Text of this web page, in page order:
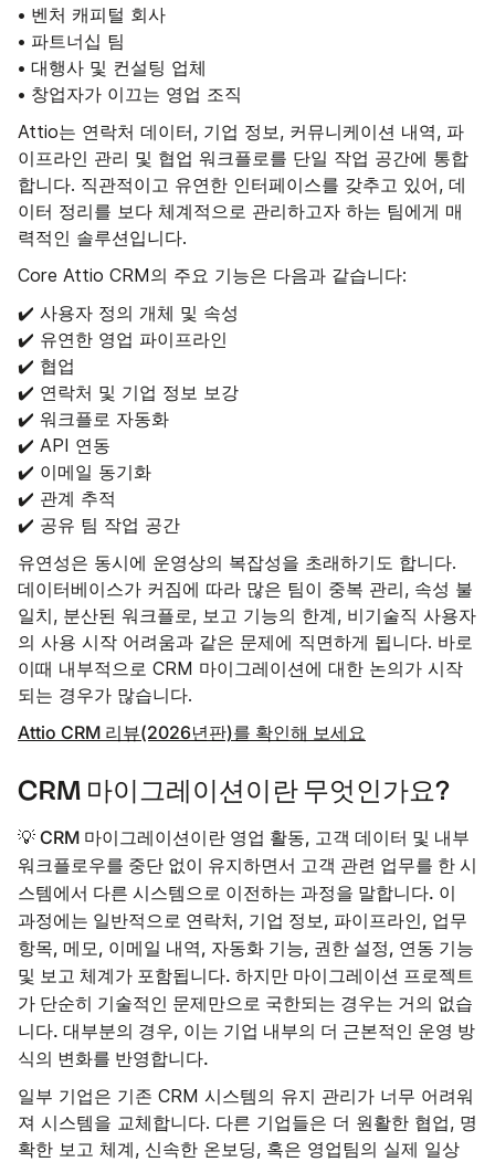
• 벤처 캐피털 회사
• 파트너십 팀
• 대행사 및 컨설팅 업체
• 창업자가 이끄는 영업 조직
Attio는 연락처 데이터, 기업 정보, 커뮤니케이션 내역, 파
이프라인 관리 및 협업 워크플로를 단일 작업 공간에 통합
합니다. 직관적이고 유연한 인터페이스를 갖추고 있어, 데
이터 정리를 보다 체계적으로 관리하고자 하는 팀에게 매
력적인 솔루션입니다.
Core Attio CRM의 주요 기능은 다음과 같습니다:
✔️ 사용자 정의 개체 및 속성
✔️ 유연한 영업 파이프라인
✔️ 협업
✔️ 연락처 및 기업 정보 보강
✔️ 워크플로 자동화
✔️ API 연동
✔️ 이메일 동기화
✔️ 관계 추적
✔️ 공유 팀 작업 공간
유연성은 동시에 운영상의 복잡성을 초래하기도 합니다.
데이터베이스가 커짐에 따라 많은 팀이 중복 관리, 속성 불
일치, 분산된 워크플로, 보고 기능의 한계, 비기술직 사용자
의 사용 시작 어려움과 같은 문제에 직면하게 됩니다. 바로
이때 내부적으로 CRM 마이그레이션에 대한 논의가 시작
되는 경우가 많습니다.
Attio CRM 리뷰(2026년판)를 확인해 보세요
CRM 마이그레이션이란 무엇인가요?
💡 CRM 마이그레이션이란 영업 활동, 고객 데이터 및 내부
워크플로우를 중단 없이 유지하면서 고객 관련 업무를 한 시
스템에서 다른 시스템으로 이전하는 과정을 말합니다. 이
과정에는 일반적으로 연락처, 기업 정보, 파이프라인, 업무
항목, 메모, 이메일 내역, 자동화 기능, 권한 설정, 연동 기능
및 보고 체계가 포함됩니다. 하지만 마이그레이션 프로젝트
가 단순히 기술적인 문제만으로 국한되는 경우는 거의 없습
니다. 대부분의 경우, 이는 기업 내부의 더 근본적인 운영 방
식의 변화를 반영합니다.
일부 기업은 기존 CRM 시스템의 유지 관리가 너무 어려워
져 시스템을 교체합니다. 다른 기업들은 더 원활한 협업, 명
확한 보고 체계, 신속한 온보딩, 혹은 영업팀의 실제 일상